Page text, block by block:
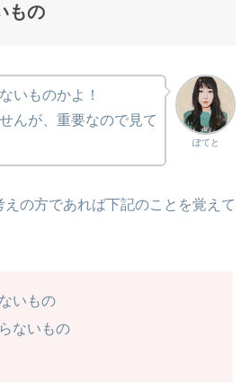
もの
ぽてと
いものかよ！
んが、重要なので見て
の方であれば下記のことを覚えて
いもの
ないもの